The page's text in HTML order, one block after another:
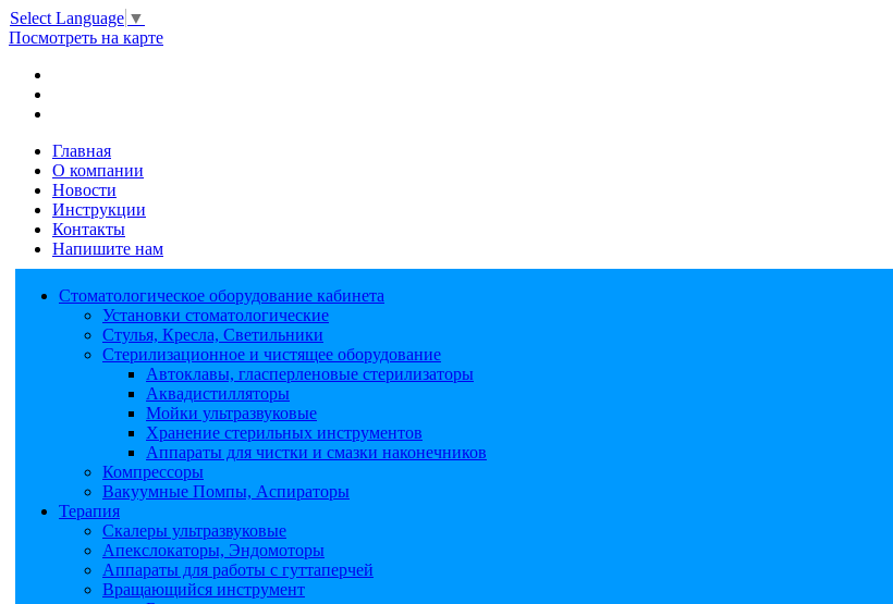
Select Language ▼
Посмотреть на карте
Главная
О компании
Новости
Инструкции
Контакты
Напишите нам
Стоматологическое оборудование кабинета
Установки стоматологические
Стулья, Кресла, Светильники
Стерилизационное и чистящее оборудование
Автоклавы, гласперленовые стерилизаторы
Аквадистилляторы
Мойки ультразвуковые
Хранение стерильных инструментов
Аппараты для чистки и смазки наконечников
Компрессоры
Вакуумные Помпы, Аспираторы
Терапия
Скалеры ультразвуковые
Апекслокаторы, Эндомоторы
Аппараты для работы с гуттаперчей
Вращающийся инструмент